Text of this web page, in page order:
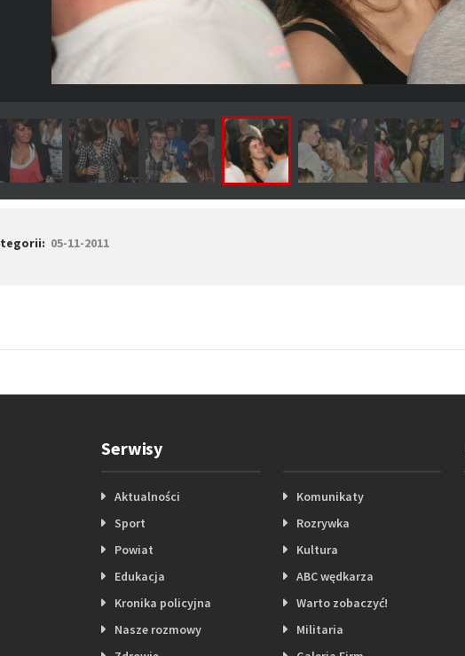
05-11-2011
Serwisy
Aktualności
Sport
Powiat
Edukacja
Kronika policyjna
Nasze rozmowy
Komunikaty
Rozrywka
Kultura
ABC wędkarza
Warto zobaczyć!
Militaria